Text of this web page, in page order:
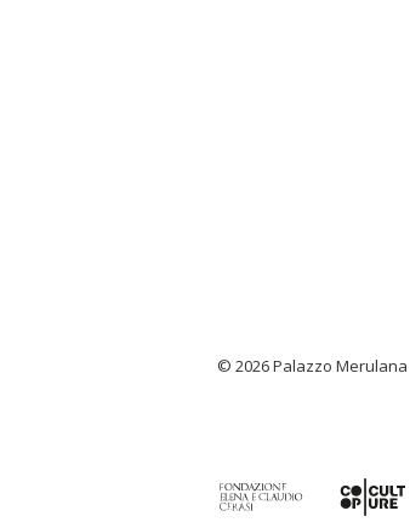
© 2026 Palazzo Merulana